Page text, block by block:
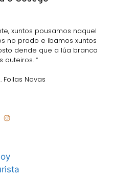
xuntos pousamos naquel
no prado e ibamos xuntos
dende que a lúa branca
outeiros. “
Novas